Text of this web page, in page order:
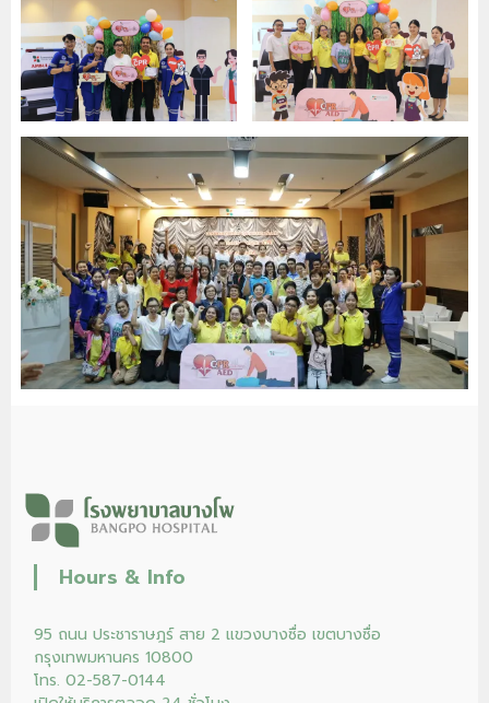
Hours & Info
95 ถนน ประชาราษฎร์ สาย 2 แขวงบางซื่อ เขตบางซื่อ
กรุงเทพมหานคร 10800
โทร. 02-587-0144